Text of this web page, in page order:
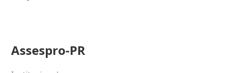
Assespro-PR